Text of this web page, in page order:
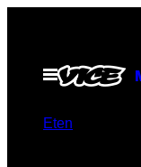
Open
menu
Eten